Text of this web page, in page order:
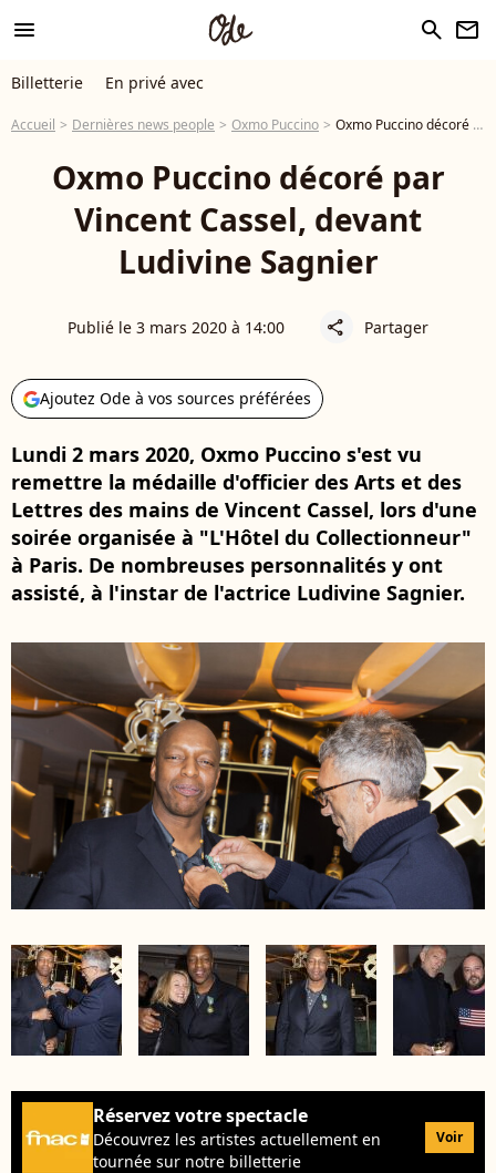
menu search newsletter
Billetterie En privé avec
Accueil Dernières news people Oxmo Puccino Oxmo Puccino décoré par Vincent Cassel, devant Ludivine Sagnier
Oxmo Puccino décoré par
Vincent Cassel, devant
Ludivine Sagnier
Publié le 3 mars 2020 à 14:00 share Partager
Ajoutez Ode à vos sources préférées
Lundi 2 mars 2020, Oxmo Puccino s'est vu
remettre la médaille d'officier des Arts et des
Lettres des mains de Vincent Cassel, lors d'une
soirée organisée à "L'Hôtel du Collectionneur"
à Paris. De nombreuses personnalités y ont
assisté, à l'instar de l'actrice Ludivine Sagnier.
Réservez votre spectacle
Découvrez les artistes actuellement en
tournée sur notre billetterie
Voir